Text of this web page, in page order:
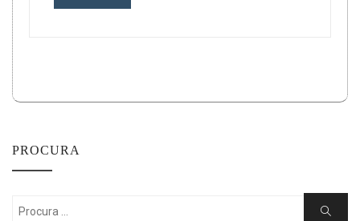
PROCURA
Search
Search